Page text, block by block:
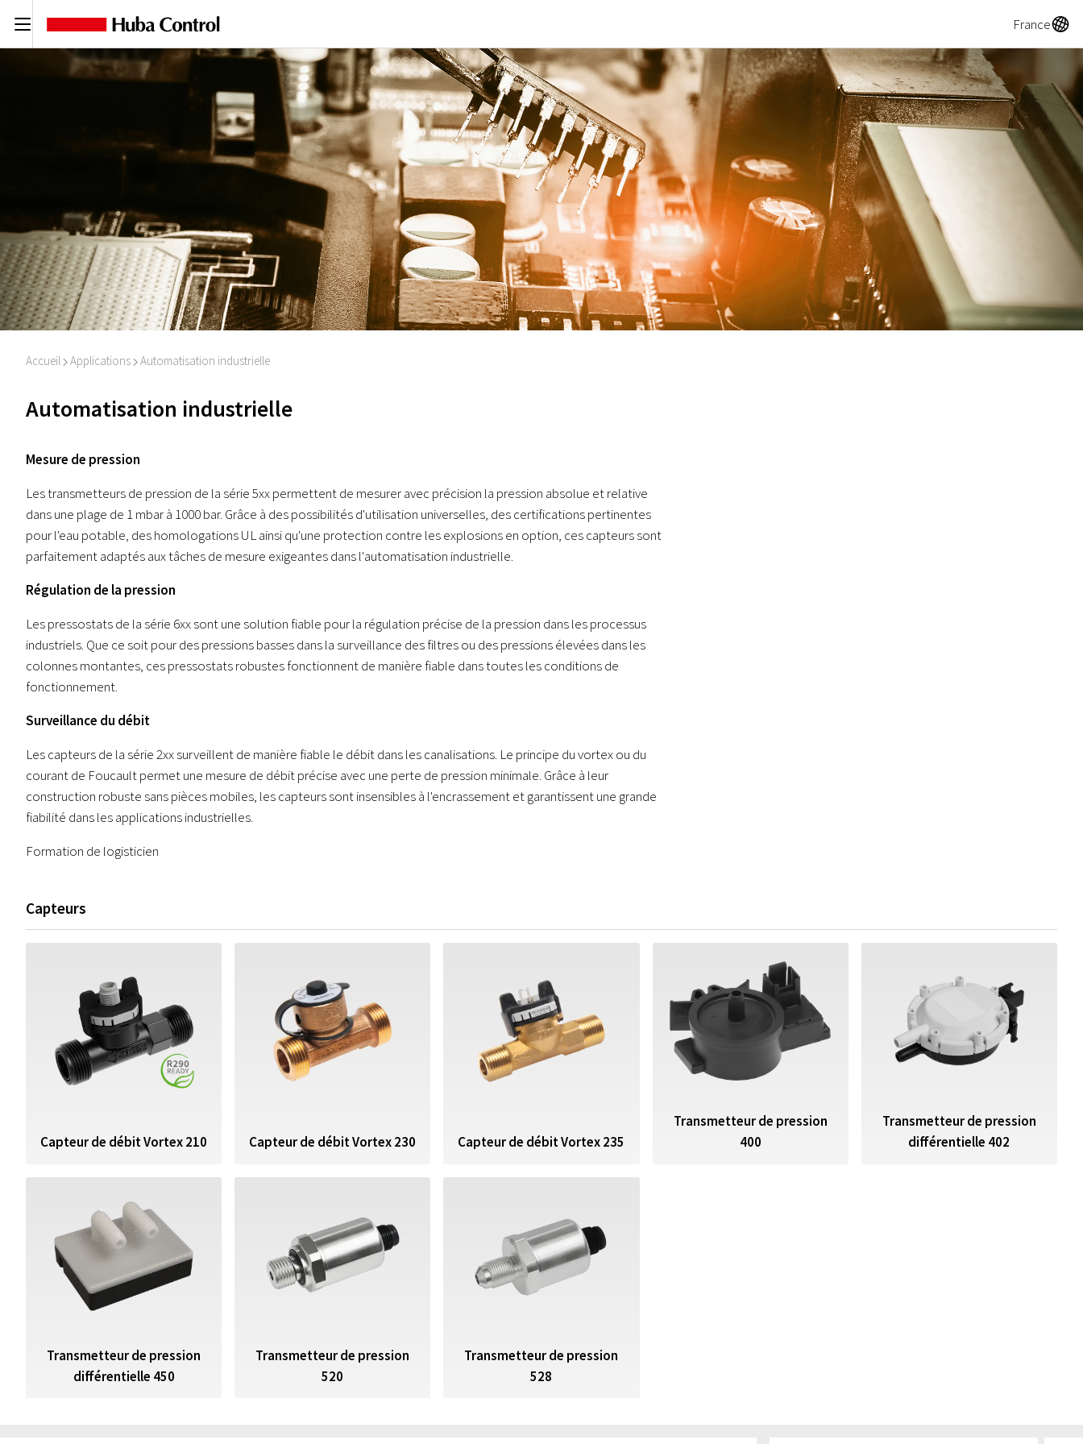
C FranceA
Accueil I Applications I Automatisation industrielle
Automatisation industrielle
Mesure de pression
Les transmetteurs de pression de la série 5xx permettent de mesurer avec précision la pression absolue et relative
dans une plage de 1 mbar à 1000 bar. Grâce à des possibilités d'utilisation universelles, des certifications pertinentes
pour l'eau potable, des homologations UL ainsi qu'une protection contre les explosions en option, ces capteurs sont
parfaitement adaptés aux tâches de mesure exigeantes dans l'automatisation industrielle.
Régulation de la pression
Les pressostats de la série 6xx sont une solution fiable pour la régulation précise de la pression dans les processus
industriels. Que ce soit pour des pressions basses dans la surveillance des filtres ou des pressions élevées dans les
colonnes montantes, ces pressostats robustes fonctionnent de manière fiable dans toutes les conditions de
fonctionnement.
Surveillance du débit
Les capteurs de la série 2xx surveillent de manière fiable le débit dans les canalisations. Le principe du vortex ou du
courant de Foucault permet une mesure de débit précise avec une perte de pression minimale. Grâce à leur
construction robuste sans pièces mobiles, les capteurs sont insensibles à l'encrassement et garantissent une grande
fiabilité dans les applications industrielles.
Formation de logisticien
Capteurs
Capteur de débit Vortex 210 Capteur de débit Vortex 230 Capteur de débit Vortex 235
Transmetteur de pression
400
Transmetteur de pression
différentielle 402
Transmetteur de pression
différentielle 450
Transmetteur de pression
520
Transmetteur de pression
528